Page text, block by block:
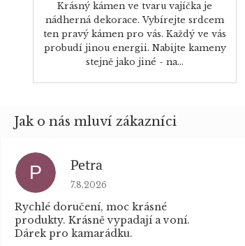
Krásný kámen ve tvaru vajíčka je
nádherná dekorace. Vybírejte srdcem
ten pravý kámen pro vás. Každý ve vás
probudí jinou energii. Nabijte kameny
stejně jako jiné - na...
P Petra
Hodnocení obchodu je 5 z 5
7.8.2026
Rychlé doručení, moc krásné
produkty. Krásně vypadají a voní.
Dárek pro kamarádku.